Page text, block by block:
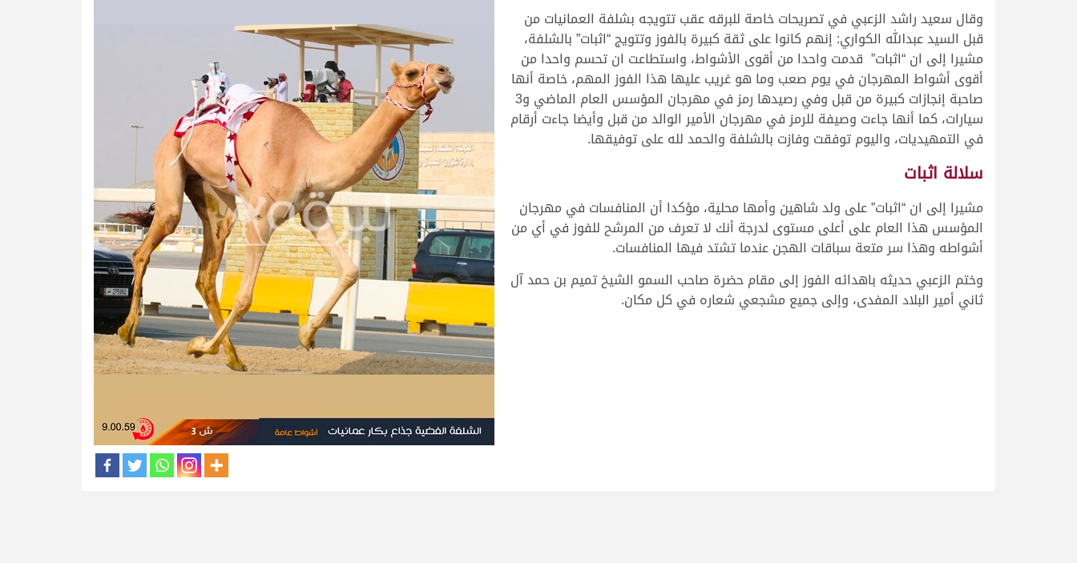
وقال سعيد راشد الزعبي في تصريحات خاصة للبرقه عقب تتويجه بشلفة العمانيات من
قبل السيد عبدالله الكواري: إنهم كانوا على ثقة كبيرة بالفوز وتتويج “اثبات” بالشلفة،
مشيرا إلى ان “اثبات” قدمت واحدا من أقوى الأشواط، واستطاعت ان تحسم واحدا من
أقوى أشواط المهرجان في يوم صعب وما هو غريب عليها هذا الفوز المهم، خاصة أنها
صاحبة إنجازات كبيرة من قبل وفي رصيدها رمز في مهرجان المؤسس العام الماضي و3
سيارات، كما أنها جاءت وصيفة للرمز في مهرجان الأمير الوالد من قبل وأيضا جاءت أرقام
في التمهيديات، واليوم توفقت وفازت بالشلفة والحمد لله على توفيقها.
سلالة اثبات
مشيرا إلى ان “اثبات” على ولد شاهين وأمها محلية، مؤكدا أن المنافسات في مهرجان
المؤسس هذا العام على أعلى مستوى لدرجة أنك لا تعرف من المرشح للفوز في أي من
أشواطه وهذا سر متعة سباقات الهجن عندما تشتد فيها المنافسات.
وختم الزعبي حديثه باهدائه الفوز إلى مقام حضرة صاحب السمو الشيخ تميم بن حمد آل
ثاني أمير البلاد المفدى، وإلى جميع مشجعي شعاره في كل مكان.